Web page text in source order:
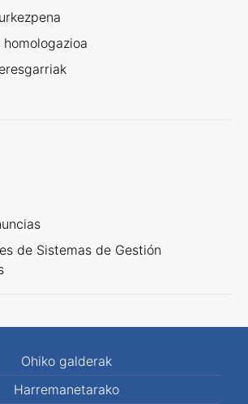
de Sistemas de Gestión
Ohiko galderak
Harremanetarako